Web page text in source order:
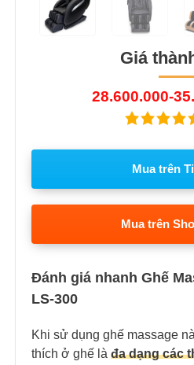
Giá
28.600.000-
Mua trên
Mua trên
Đánh giá nhanh Ghế
LS-300
Khi sử dụng ghế massage
thích ở ghế là đa dạng các